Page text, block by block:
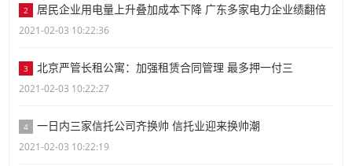
2 居民企业用电量上升叠加成本下降 广东多家电力企业绩翻倍
2021-02-03 10:22:36
3 北京严管长租公寓：加强租赁合同管理 最多押一付三
2021-02-03 10:22:27
4 一日内三家信托公司齐换帅 信托业迎来换帅潮
2021-02-03 10:22:19